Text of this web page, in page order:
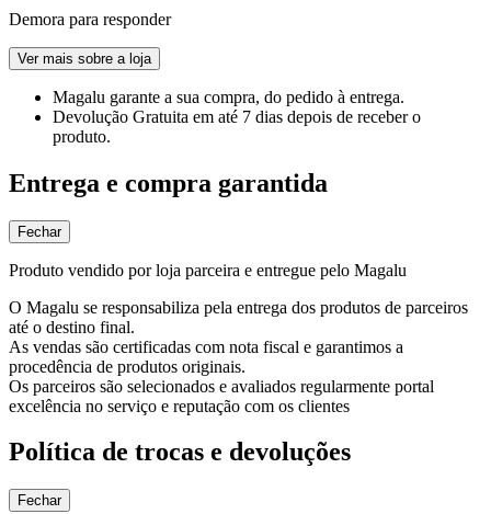
Demora para responder
Ver mais sobre a loja
Magalu garante a sua compra, do pedido à entrega.
Devolução Gratuita em até 7 dias depois de receber o
produto.
Entrega e compra garantida
Fechar
Produto vendido por loja parceira e entregue pelo Magalu
O Magalu se responsabiliza pela entrega dos produtos de parceiros
até o destino final.
As vendas são certificadas com nota fiscal e garantimos a
procedência de produtos originais.
Os parceiros são selecionados e avaliados regularmente portal
excelência no serviço e reputação com os clientes
Política de trocas e devoluções
Fechar